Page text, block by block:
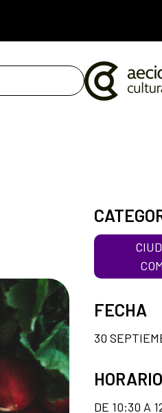
FECHA
30
HORARIO
DE 10:30 A